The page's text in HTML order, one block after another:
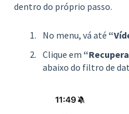
dentro do próprio passo.
No menu, vá até
Clique em
abaixo do filtro de